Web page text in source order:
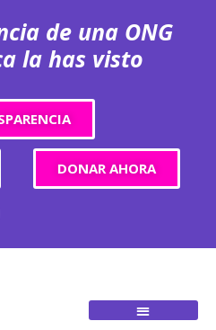
de una ONG
la has visto
DONAR AHORA